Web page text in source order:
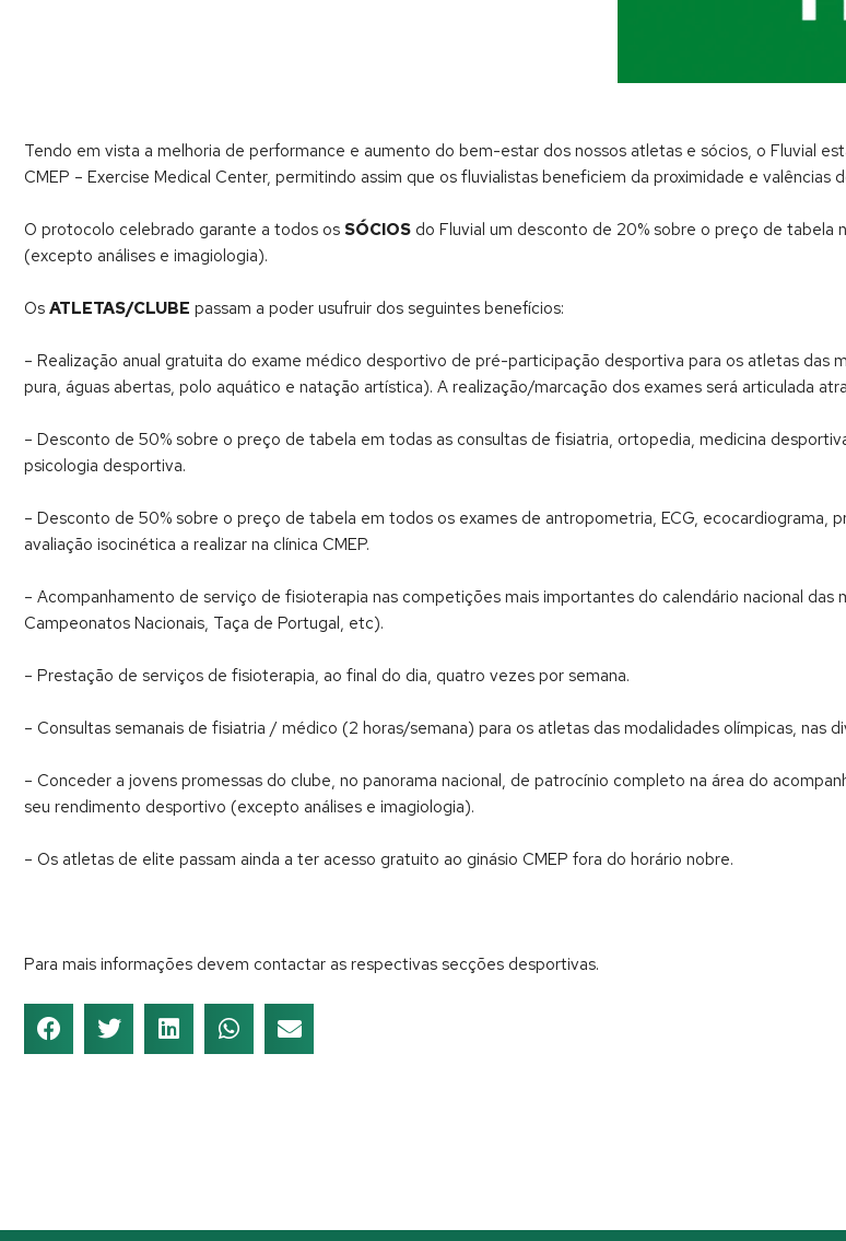
Tendo em vista a melhoria de performance e aumento do bem-estar dos nossos atletas e sócios, o Fluvial
CMEP – Exercise Medical Center, permitindo assim que os fluvialistas beneficiem da proximidade e valências
O protocolo celebrado garante a todos os SÓCIOS do Fluvial um desconto de 20% sobre o preço de tabela
(excepto análises e imagiologia).
Os ATLETAS/CLUBE passam a poder usufruir dos seguintes benefícios:
– Realização anual gratuita do exame médico desportivo de pré-participação desportiva para os atletas das
pura, águas abertas, polo aquático e natação artística). A realização/marcação dos exames será articulada
– Desconto de 50% sobre o preço de tabela em todas as consultas de fisiatria, ortopedia, medicina
psicologia desportiva.
– Desconto de 50% sobre o preço de tabela em todos os exames de antropometria, ECG, ecocardiograma,
avaliação isocinética a realizar na clínica CMEP.
– Acompanhamento de serviço de fisioterapia nas competições mais importantes do calendário nacional das
Campeonatos Nacionais, Taça de Portugal, etc).
– Prestação de serviços de fisioterapia, ao final do dia, quatro vezes por semana.
– Consultas semanais de fisiatria / médico (2 horas/semana) para os atletas das modalidades olímpicas, nas
– Conceder a jovens promessas do clube, no panorama nacional, de patrocínio completo na área do
seu rendimento desportivo (excepto análises e imagiologia).
– Os atletas de elite passam ainda a ter acesso gratuito ao ginásio CMEP fora do horário nobre.
Para mais informações devem contactar as respectivas secções desportivas.